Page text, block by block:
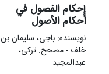
إحكام الفصول في
أحکام الأصول
نویسنده: باجی، سلیمان بن
خلف - مصحح: ترکی،
عبدالمجید